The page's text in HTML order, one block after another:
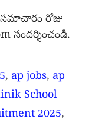
సమాచారం రోజు
సందర్శించండి.
, ap jobs, ap
School
2025,